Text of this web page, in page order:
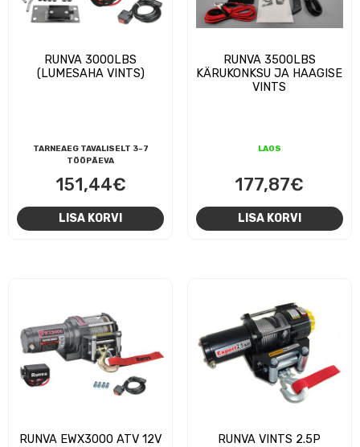
RUNVA 3000LBS
(LUMESAHA VINTS)
TARNEAEG TAVALISELT 3-7
TÖÖPÄEVA
151,44€
LISA KORVI
RUNVA 3500LBS
KÄRUKONKSU JA HAAGISE
VINTS
LAOS
177,87€
LISA KORVI
RUNVA EWX3000 ATV 12V RUNVA VINTS 2.5P